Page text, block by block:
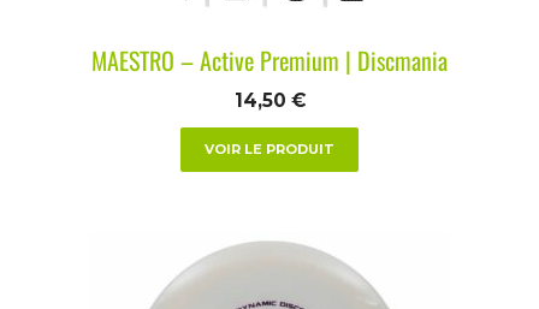
MAESTRO – Active Premium | Discmania
14,50 €
VOIR LE PRODUIT